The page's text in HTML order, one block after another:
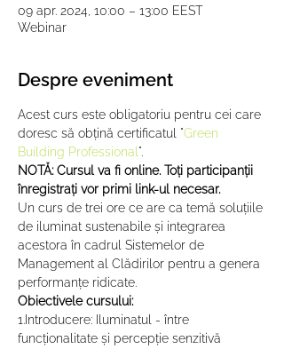
09 apr. 2024, 10:00 – 13:00 EEST
Webinar
Despre eveniment
Acest curs este obligatoriu pentru cei care
doresc să obțină certificatul "Green
Building Professional ".
NOTĂ: Cursul va fi online. Toți participanții
înregistrați vor primi link-ul necesar.
Un curs de trei ore ce are ca temă soluțiile
de iluminat sustenabile și integrarea
acestora în cadrul Sistemelor de
Management al Clădirilor pentru a genera
performanțe ridicate.
Obiectivele cursului:
1.Introducere: Iluminatul - între
funcționalitate și percepție senzitivă